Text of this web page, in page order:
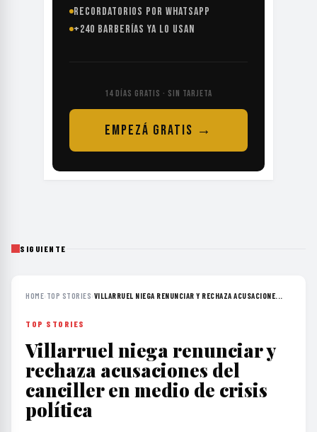
RECORDATORIOS POR WHATSAPP
+240 BARBERÍAS YA LO USAN
14 DÍAS GRATIS · SIN TARJETA
EMPEZÁ GRATIS →
SIGUIENTE
HOME› TOP STORIES›VILLARRUEL NIEGA RENUNCIAR Y RECHAZA ACUSACIONE...
TOP STORIES
Villarruel niega renunciar y
rechaza acusaciones del
canciller en medio de crisis
política